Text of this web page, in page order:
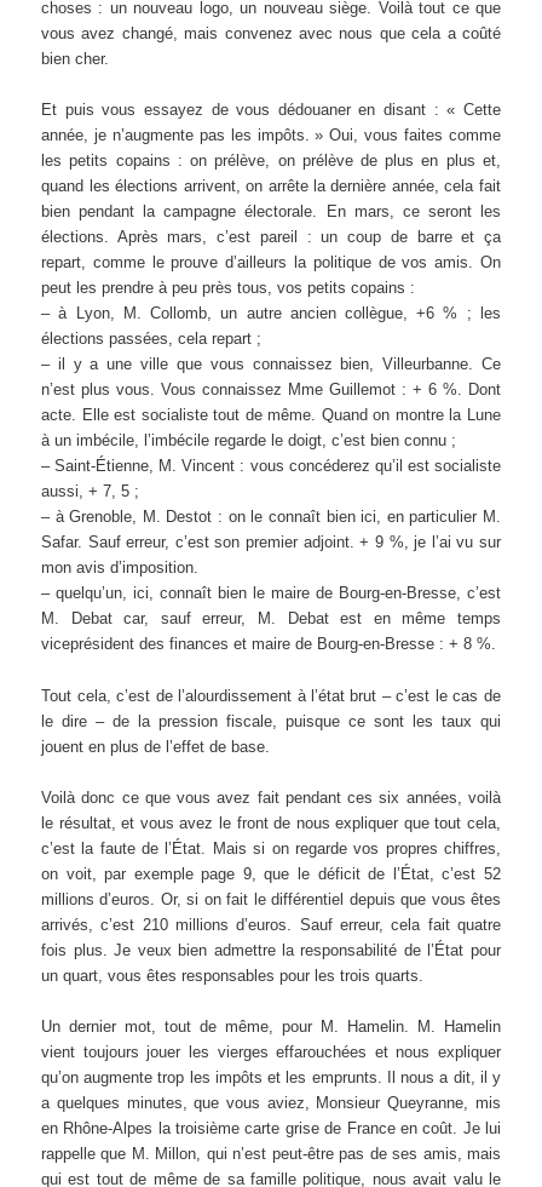
choses : un nouveau logo, un nouveau siège. Voilà tout ce que
vous avez changé, mais convenez avec nous que cela a coûté
bien cher.
Et puis vous essayez de vous dédouaner en disant : « Cette
année, je n’augmente pas les impôts. » Oui, vous faites comme
les petits copains : on prélève, on prélève de plus en plus et,
quand les élections arrivent, on arrête la dernière année, cela fait
bien pendant la campagne électorale. En mars, ce seront les
élections. Après mars, c’est pareil : un coup de barre et ça
repart, comme le prouve d’ailleurs la politique de vos amis. On
peut les prendre à peu près tous, vos petits copains :
– à Lyon, M. Collomb, un autre ancien collègue, +6 % ; les
élections passées, cela repart ;
– il y a une ville que vous connaissez bien, Villeurbanne. Ce
n’est plus vous. Vous connaissez Mme Guillemot : + 6 %. Dont
acte. Elle est socialiste tout de même. Quand on montre la Lune
à un imbécile, l’imbécile regarde le doigt, c’est bien connu ;
– Saint-Étienne, M. Vincent : vous concéderez qu’il est socialiste
aussi, + 7, 5 ;
– à Grenoble, M. Destot : on le connaît bien ici, en particulier M.
Safar. Sauf erreur, c’est son premier adjoint. + 9 %, je l’ai vu sur
mon avis d’imposition.
– quelqu’un, ici, connaît bien le maire de Bourg-en-Bresse, c’est
M. Debat car, sauf erreur, M. Debat est en même temps
viceprésident des finances et maire de Bourg-en-Bresse : + 8 %.
Tout cela, c’est de l’alourdissement à l’état brut – c’est le cas de
le dire – de la pression fiscale, puisque ce sont les taux qui
jouent en plus de l’effet de base.
Voilà donc ce que vous avez fait pendant ces six années, voilà
le résultat, et vous avez le front de nous expliquer que tout cela,
c’est la faute de l’État. Mais si on regarde vos propres chiffres,
on voit, par exemple page 9, que le déficit de l’État, c’est 52
millions d’euros. Or, si on fait le différentiel depuis que vous êtes
arrivés, c’est 210 millions d’euros. Sauf erreur, cela fait quatre
fois plus. Je veux bien admettre la responsabilité de l’État pour
un quart, vous êtes responsables pour les trois quarts.
Un dernier mot, tout de même, pour M. Hamelin. M. Hamelin
vient toujours jouer les vierges effarouchées et nous expliquer
qu’on augmente trop les impôts et les emprunts. Il nous a dit, il y
a quelques minutes, que vous aviez, Monsieur Queyranne, mis
en Rhône-Alpes la troisième carte grise de France en coût. Je lui
rappelle que M. Millon, qui n’est peut-être pas de ses amis, mais
qui est tout de même de sa famille politique, nous avait valu le